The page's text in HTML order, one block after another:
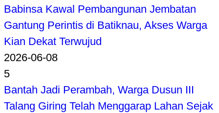
Babinsa Kawal Pembangunan Jembatan
Gantung Perintis di Batiknau, Akses Warga
Kian Dekat Terwujud
2026-06-08
5
Bantah Jadi Perambah, Warga Dusun III
Talang Giring Telah Menggarap Lahan Sejak